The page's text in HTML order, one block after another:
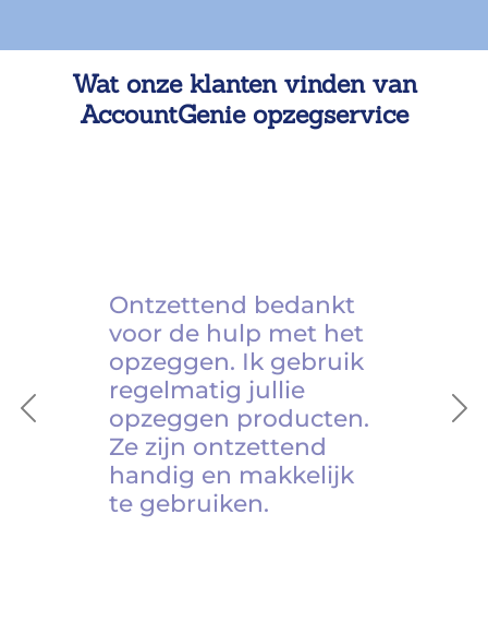
Wat onze klanten vinden van
AccountGenie opzegservice
Previous
Ontzettend bedankt
voor de hulp met het
opzeggen. Ik gebruik
regelmatig jullie
opzeggen producten.
Ze zijn ontzettend
handig en makkelijk
te gebruiken.